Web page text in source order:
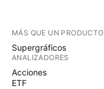
MÁS QUE UN PRODUCTO
Supergráficos
ANALIZADORES
Acciones
ETF